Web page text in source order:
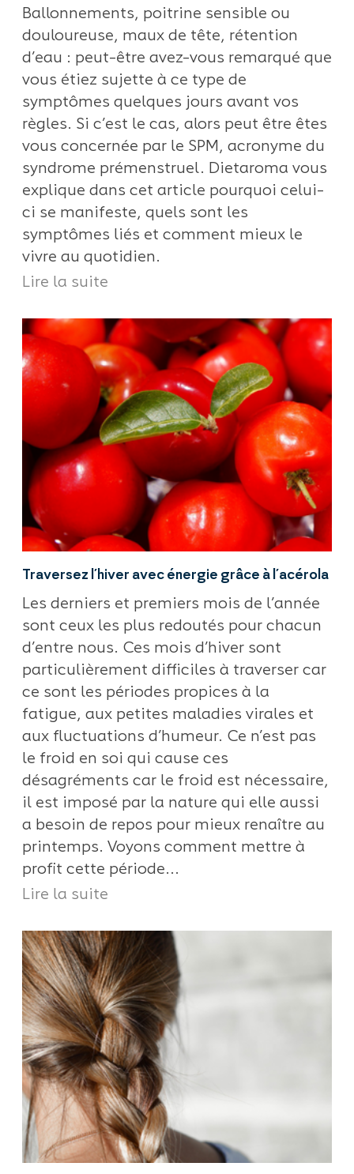
Ballonnements, poitrine sensible ou
douloureuse, maux de tête, rétention
d’eau : peut-être avez-vous remarqué que
vous étiez sujette à ce type de
symptômes quelques jours avant vos
règles. Si c’est le cas, alors peut être êtes
vous concernée par le SPM, acronyme du
syndrome prémenstruel. Dietaroma vous
explique dans cet article pourquoi celui-
ci se manifeste, quels sont les
symptômes liés et comment mieux le
vivre au quotidien.
Lire la suite
Traversez l’hiver avec énergie grâce à l’acérola
Les derniers et premiers mois de l’année
sont ceux les plus redoutés pour chacun
d’entre nous. Ces mois d’hiver sont
particulièrement difficiles à traverser car
ce sont les périodes propices à la
fatigue, aux petites maladies virales et
aux fluctuations d’humeur. Ce n’est pas
le froid en soi qui cause ces
désagréments car le froid est nécessaire,
il est imposé par la nature qui elle aussi
a besoin de repos pour mieux renaître au
printemps. Voyons comment mettre à
profit cette période...
Lire la suite